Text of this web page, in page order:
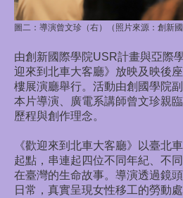
圖二： 導演曾文珍（右）（照片來源：創新國
由創新國際學院USR計畫與亞際
迎來到北車大客廳》放映及映後
樓展演廳舉行。活動由創國學院
本片導演、廣電系講師曾文珍親
歷程與創作理念。
《歡迎來到北車大客廳》以臺北
起點，串連起四位不同年紀、不
在臺灣的生命故事。導演透過鏡
日常，真實呈現女性移工的勞動